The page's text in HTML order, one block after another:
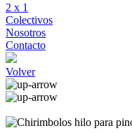
2 x 1
Colectivos
Nosotros
Contacto
Volver